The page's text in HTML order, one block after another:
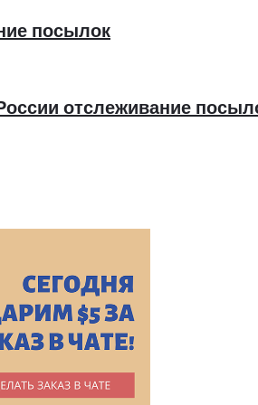
посылок
отслеживание